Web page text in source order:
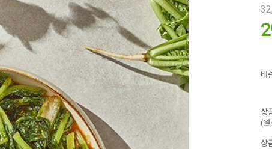
배
상
(원
상